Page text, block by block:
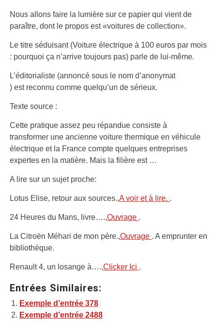
Nous allons faire la lumière sur ce papier qui vient de
paraître, dont le propos est «voitures de collection».
Le titre séduisant (Voiture électrique à 100 euros par mois
: pourquoi ça n’arrive toujours pas) parle de lui-même.
L’éditorialiste (annoncé sous le nom d’anonymat
) est reconnu comme quelqu’un de sérieux.
Texte source :
Cette pratique assez peu répandue consiste à
transformer une ancienne voiture thermique en véhicule
électrique et la France compte quelques entreprises
expertes en la matière. Mais la filière est …
A lire sur un sujet proche:
Lotus Elise, retour aux sources.,A voir et à lire. .
24 Heures du Mans, livre….,Ouvrage .
La Citroën Méhari de mon père.,Ouvrage . A emprunter en
bibliothèque.
Renault 4, un losange à….,Clicker Ici .
Entrées Similaires:
Exemple d’entrée 378
Exemple d’entrée 2488